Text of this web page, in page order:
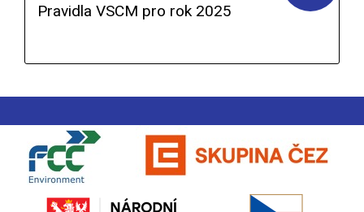
Pravidla VSCM pro rok 2025